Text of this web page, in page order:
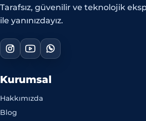
Tarafsız, güvenilir ve teknolojik
ile yanınızdayız.
Kurumsal
Hakkımızda
Blog